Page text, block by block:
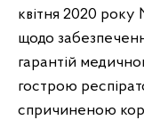
квітня 2020 року
щодо
гарантій
гострою
спричиненою